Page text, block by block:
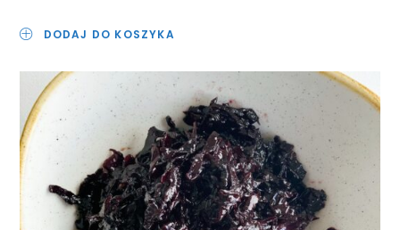
DODAJ DO KOSZYKA